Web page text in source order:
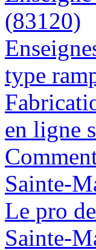
(83120)
type
en ligne
Sainte-
Le pro
Sainte-